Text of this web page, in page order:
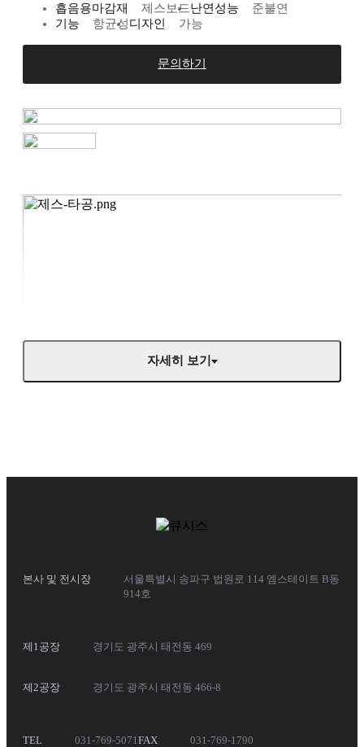
흡음용마감재 제스보드난연성능
준불연
기능
항균성디자인 가능
문의하기
자세히 보기
본사 및 전시장
서울특별시 송파구 법원로 114 엠스테이트 B동
914호
제1공장 경기도 광주시 태전동 469
제2공장 경기도 광주시 태전동 466-8
TEL 031-769-5071 FAX 031-769-1790